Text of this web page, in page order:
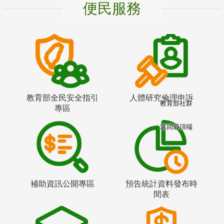
便民服務
教育部全民安全指引
專區
人體研究倫理申訴
補助資訊公開專區
預告統計資料發布時
間表
教育部社群
返回最頂端